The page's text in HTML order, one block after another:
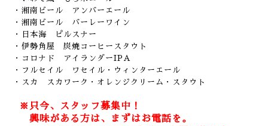
・湘南ビール アンバーエール
・湘南ビール バーレーワイン
・日本海 ピルスナー
・伊勢角屋 炭焼コーヒースタウト
・コロナド アイランダーIPA
・フルセイル ワセイル・ウィンターエール
・スカ スカワーク・オレンジクリーム・スタウト
※只今、スタッフ募集中！
興味がある方は、まずはお電話を。